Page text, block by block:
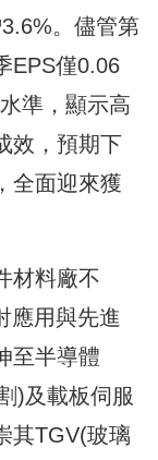
。儘管第
EPS僅0.06
準，顯示高
效，預期下
全面迎來獲
材料廠不
應用與先進
至半導體
)及載板伺服
其TGV(玻璃